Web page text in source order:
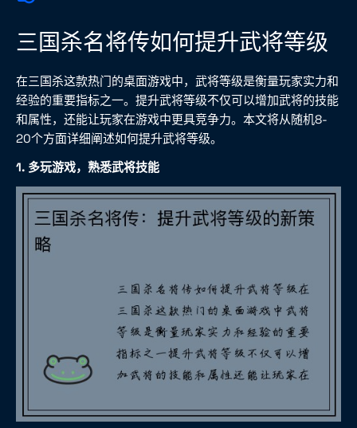
三国杀名将传如何提升武将等级
在三国杀这款热门的桌面游戏中，武将等级是衡量玩家实力和
经验的重要指标之一。提升武将等级不仅可以增加武将的技能
和属性，还能让玩家在游戏中更具竞争力。本文将从随机8-
20个方面详细阐述如何提升武将等级。
1. 多玩游戏，熟悉武将技能